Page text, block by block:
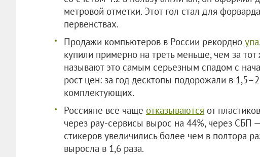
метровой отметки. Этот гол стал для
первенствах.
Продажи компьютеров в России рекордно
купили примерно на треть меньше, чем за
называют это самым серьезным спадом с
рост цен: за год десктопы подорожали в
комплектующих.
Россияне все чаще отказываются от
через pay-сервисы вырос на 44%, через СБП
стикеров увеличились более чем в полтора
выросла в 1,6 раза.